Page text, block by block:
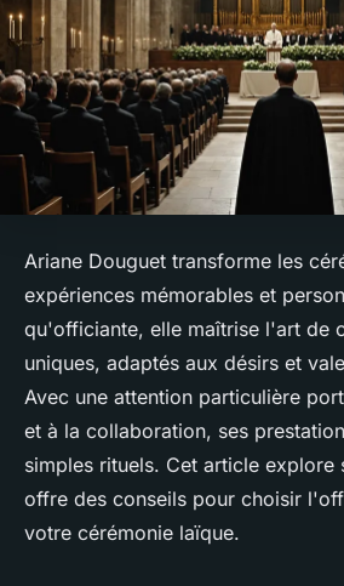
Ariane Douguet transforme les
expériences mémorables et
qu'officiante, elle maîtrise l'art de
uniques, adaptés aux désirs et
Avec une attention particulière
et à la collaboration, ses
simples rituels. Cet article explore
offre des conseils pour choisir
votre cérémonie laïque.